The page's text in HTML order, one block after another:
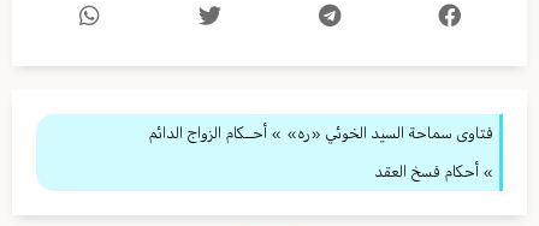
فتاوى سماحة السيد الخوئي «ره» » أحــكام الزواج الدائم
» أحكام فسخ العقد